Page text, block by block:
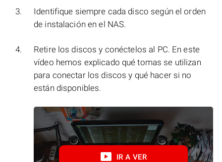
Identifique siempre cada disco según el orden
de instalación en el NAS.
Retire los discos y conéctelos al PC. En este
vídeo hemos explicado qué tomas se utilizan
para conectar los discos y qué hacer si no
están disponibles.
IR A VER